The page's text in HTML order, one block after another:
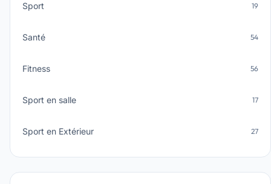
Sport 19
Santé 54
Fitness 56
Sport en salle 17
Sport en Extérieur 27